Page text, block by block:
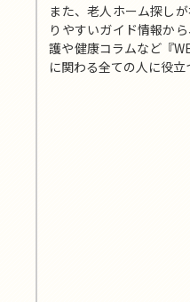
また、老人ホーム探し
りやすいガイド情報か
護や健康コラムなど『
に関わる全ての人に役立